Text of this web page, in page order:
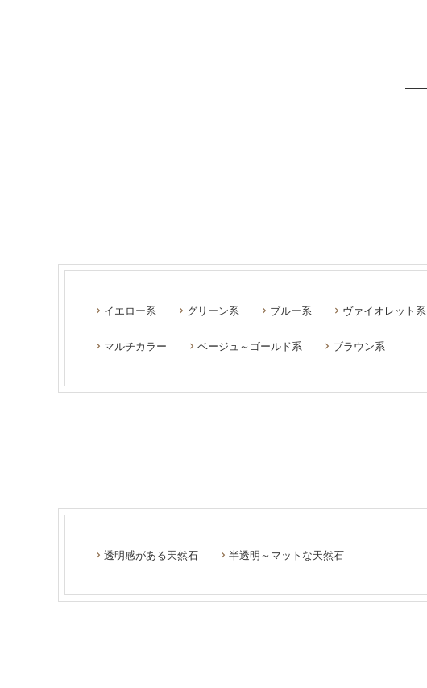
イエロー系 グリーン系 ブルー系 ヴァイオレット系
マルチカラー ベージュ～ゴールド系 ブラウン系
透明感がある天然石 半透明～マットな天然石